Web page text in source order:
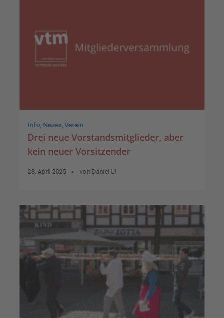
Info Neues Verein
Drei neue Vorstandsmitglieder, aber
kein neuer Vorsitzender
28. April 2025 von Daniel Li